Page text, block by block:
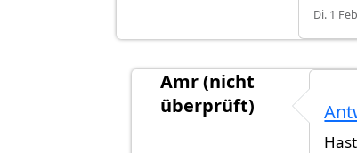
Di. 1
Amr (nicht
überprüft)
Keine Ahnung.